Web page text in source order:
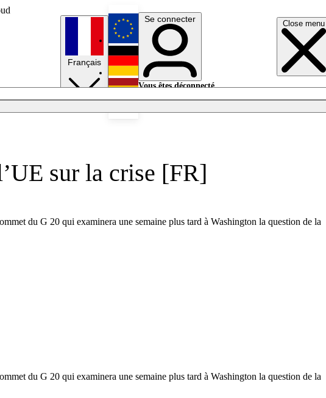
Close menu
Français
English
Deutsch
Se connecter
Vous êtes déconnecté.
sur la crise [FR]
du G 20 qui examinera une semaine plus tard à Washington la question de la
du G 20 qui examinera une semaine plus tard à Washington la question de la